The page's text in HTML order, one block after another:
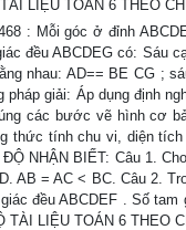
LIỆU TOÁN 6 THEO
: Mỗi góc ở đỉnh
đều ABCDEG có: Sáu
nhau: AD== BE CG ;
giải: Áp dụng định
các bước vẽ hình cơ
thức tính chu vi, diện
NHẬN BIẾT: Câu 1.
AB = AC < BC. Câu 2.
đều ABCDEF . Số
TÀI LIỆU TOÁN 6 THEO